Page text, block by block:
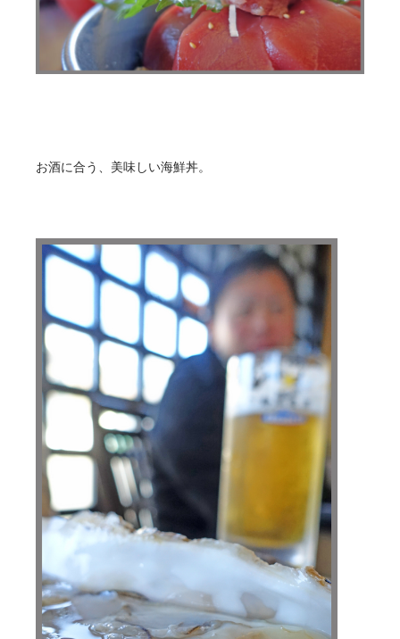
お酒に合う、美味しい海鮮丼。